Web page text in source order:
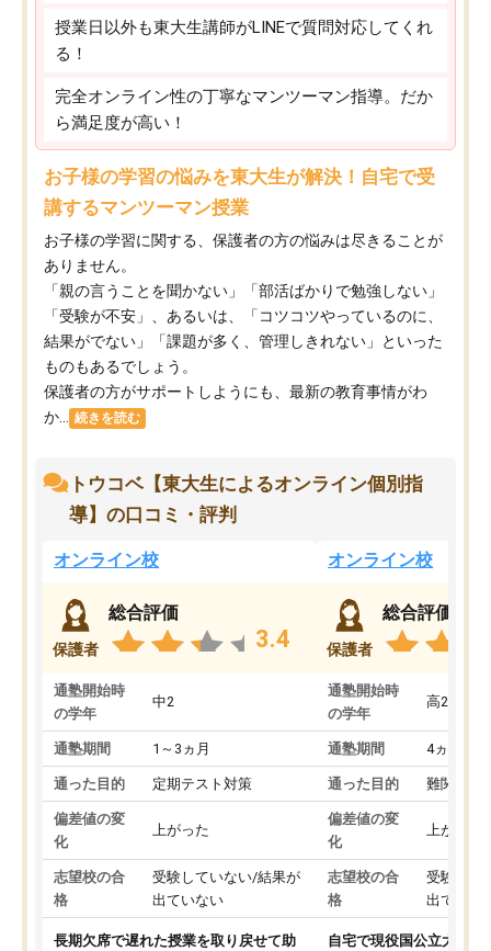
授業日以外も東大生講師がLINEで質問対応してくれ
る！
完全オンライン性の丁寧なマンツーマン指導。だか
ら満足度が高い！
お子様の学習の悩みを東大生が解決！自宅で受
講するマンツーマン授業
お子様の学習に関する、保護者の方の悩みは尽きることが
ありません。
「親の言うことを聞かない」「部活ばかりで勉強しない」
「受験が不安」、あるいは、「コツコツやっているのに、
結果がでない」「課題が多く、管理しきれない」といった
ものもあるでしょう。
保護者の方がサポートしようにも、最新の教育事情がわ
か...
続きを読む
トウコベ【東大生によるオンライン個別指
導】の口コミ・評判
オンライン校
保護者
総合評価
3.4
通塾開始時
の学年
中2
通塾期間 1～3ヵ月
通った目的 定期テスト対策
偏差値の変
化
上がった
志望校の合
格
受験していない/結果が
出ていない
長期欠席で遅れた授業を取り戻せて助
オンライン校
保護者
総合評価
通塾開始時
の学年
高2
通塾期間 4ヵ月～1
通った目的 難関私立
偏差値の変
化
上がった
志望校の合
格
受験して
出ていな
自宅で現役国公立大学生